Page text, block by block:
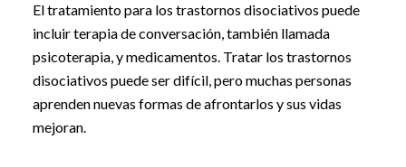
El tratamiento para los trastornos disociativos puede
incluir terapia de conversación, también llamada
psicoterapia, y medicamentos. Tratar los trastornos
disociativos puede ser difícil, pero muchas personas
aprenden nuevas formas de afrontarlos y sus vidas
mejoran.